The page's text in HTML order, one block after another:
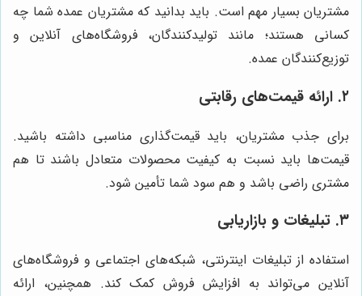
مشتریان بسیار مهم است. باید بدانید که مشتریان عمده شما چه
کسانی هستند؛ مانند تولیدکنندگان، فروشگاه‌های آنلاین و
توزیع‌کنندگان عمده.
۲. ارائه قیمت‌های رقابتی
برای جذب مشتریان، باید قیمت‌گذاری مناسبی داشته باشید.
قیمت‌ها باید نسبت به کیفیت محصولات متعادل باشند تا هم
مشتری راضی باشد و هم سود شما تأمین شود.
۳. تبلیغات و بازاریابی
استفاده از تبلیغات اینترنتی، شبکه‌های اجتماعی و فروشگاه‌های
آنلاین می‌تواند به افزایش فروش کمک کند. همچنین، ارائه